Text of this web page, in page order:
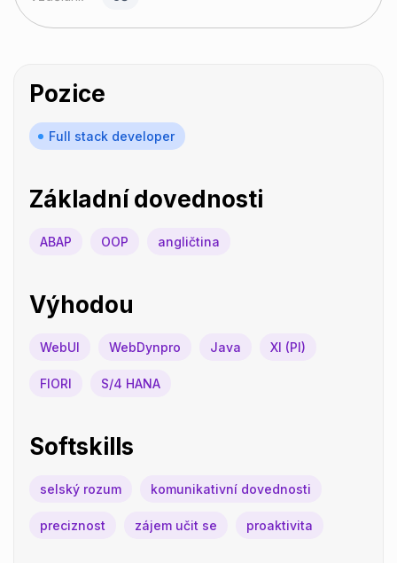
Pozice
Full stack developer
Základní dovednosti
ABAP OOP angličtina
Výhodou
WebUI WebDynpro Java XI (PI)
FIORI S/4 HANA
Softskills
selský rozum komunikativní dovednosti
preciznost zájem učit se proaktivita